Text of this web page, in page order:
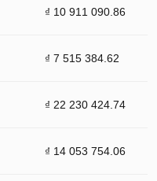
₫ 10 911 090.86
₫ 7 515 384.62
₫ 22 230 424.74
₫ 14 053 754.06